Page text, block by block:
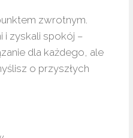
zwrotnym.
i zyskali spokój –
dla każdego, ale
o przyszłych